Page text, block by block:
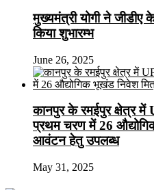
मुख्यमंत्री योगी ने जीडीए
किया शुभारम्भ
June 26, 2025
कानपुर के रमईपुर क्षेत्र में
प्रथम चरण में 26
आवंटन हेतु उपलब्ध
May 31, 2025